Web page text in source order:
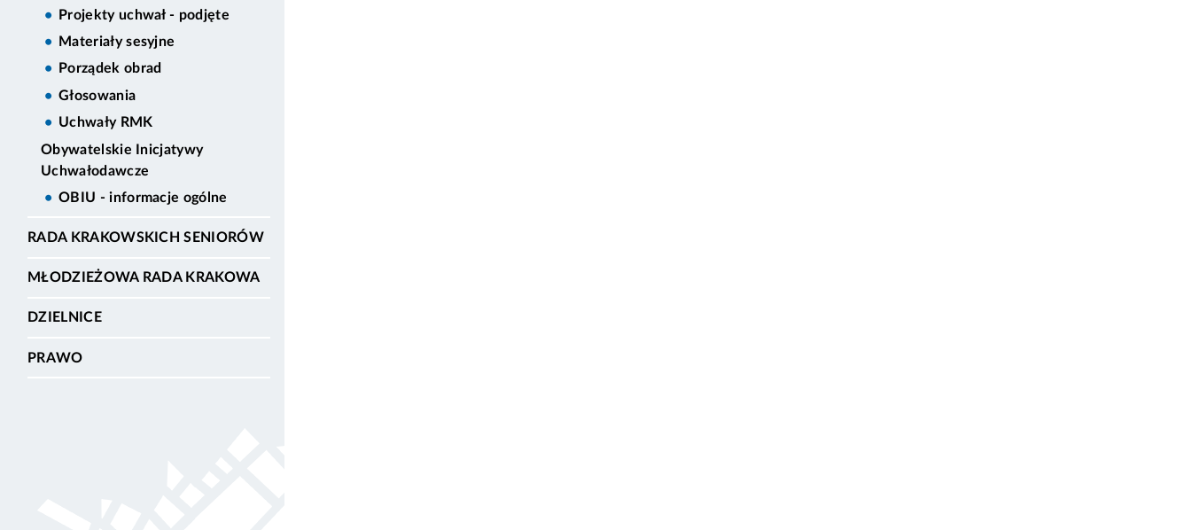
Projekty uchwał - podjęte
Materiały sesyjne
Porządek obrad
Głosowania
Uchwały RMK
Obywatelskie Inicjatywy
Uchwałodawcze
OBIU - informacje ogólne
RADA KRAKOWSKICH SENIORÓW
MŁODZIEŻOWA RADA KRAKOWA
DZIELNICE
PRAWO